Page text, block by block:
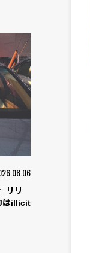
リリ
はillicit